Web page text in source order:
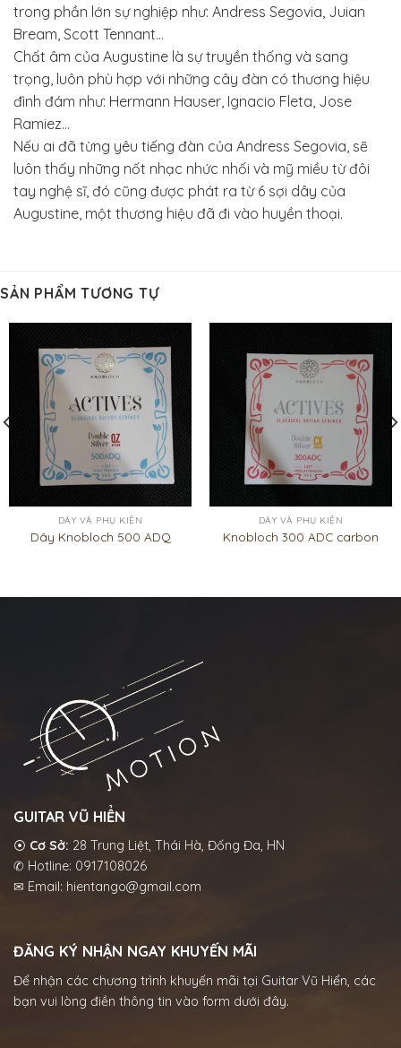
trong phần lớn sự nghiệp như: Andress Segovia, Juian
Bream, Scott Tennant…
Chất âm của Augustine là sự truyền thống và sang
trọng, luôn phù hợp với những cây đàn có thương hiệu
đình đám như: Hermann Hauser, Ignacio Fleta, Jose
Ramiez…
Nếu ai đã từng yêu tiếng đàn của Andress Segovia, sẽ
luôn thấy những nốt nhạc nhức nhối và mỹ miều từ đôi
tay nghệ sĩ, đó cũng được phát ra từ 6 sợi dây của
Augustine, một thương hiệu đã đi vào huyền thoại.
SẢN PHẨM TƯƠNG TỰ
DÂY VÀ PHỤ KIỆN
Dây Knobloch 500 ADQ
DÂY VÀ PHỤ KIỆN
Knobloch 300 ADC carbon
GUITAR VŨ HIỂN
⦿ Cơ Sở: 28 Trung Liệt, Thái Hà, Đống Đa, HN
✆ Hotline: 0917108026
✉ Email: hientango@gmail.com
ĐĂNG KÝ NHẬN NGAY KHUYẾN MÃI
Để nhận các chương trình khuyến mãi tại Guitar Vũ Hiển, các
bạn vui lòng điền thông tin vào form dưới đây.